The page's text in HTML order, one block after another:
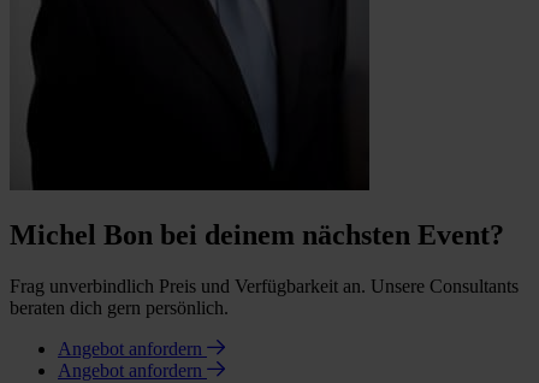
Michel Bon bei deinem nächsten Event?
Frag unverbindlich Preis und Verfügbarkeit an. Unsere Consultants
beraten dich gern persönlich.
Angebot anfordern
Angebot anfordern